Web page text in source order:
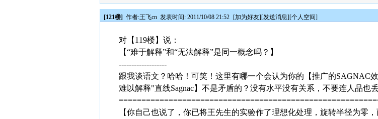
[121楼] 作者:王飞cn 发表时间: 2011/10/08 21:52 [加为好友][发送消息][个人空间]
对【119楼】说：
【“难于解释”和“无法解释”是同一概念吗？】
-------------------
跟我谈语文？哈哈！可笑！这里有哪一个会认为你的【推广的SAGNAC
难以解释"直线Sagnac】不是矛盾的？没有水平没有关系，不要连人品也丢
【你自己也说了，你已将王先生的实验作了理想化处理，旋转半径为零